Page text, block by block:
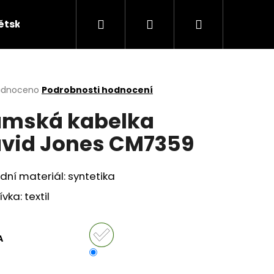
obuv Kabelky
Hledat PřihlášeníNákupní
Podrobnosti hodnocení
kabelka
Jones CM7359
materiál: syntetika
textil